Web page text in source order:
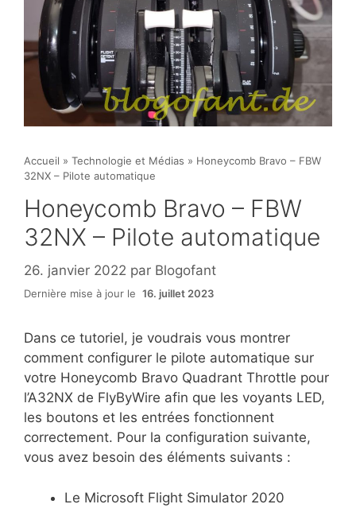
Accueil » Technologie et Médias » Honeycomb Bravo – FBW
32NX – Pilote automatique
Honeycomb Bravo – FBW
32NX – Pilote automatique
26. janvier 2022 par Blogofant
Dernière mise à jour le 16. juillet 2023
Dans ce tutoriel, je voudrais vous montrer
comment configurer le pilote automatique sur
votre Honeycomb Bravo Quadrant Throttle pour
l’A32NX de FlyByWire afin que les voyants LED,
les boutons et les entrées fonctionnent
correctement. Pour la configuration suivante,
vous avez besoin des éléments suivants :
Le Microsoft Flight Simulator 2020